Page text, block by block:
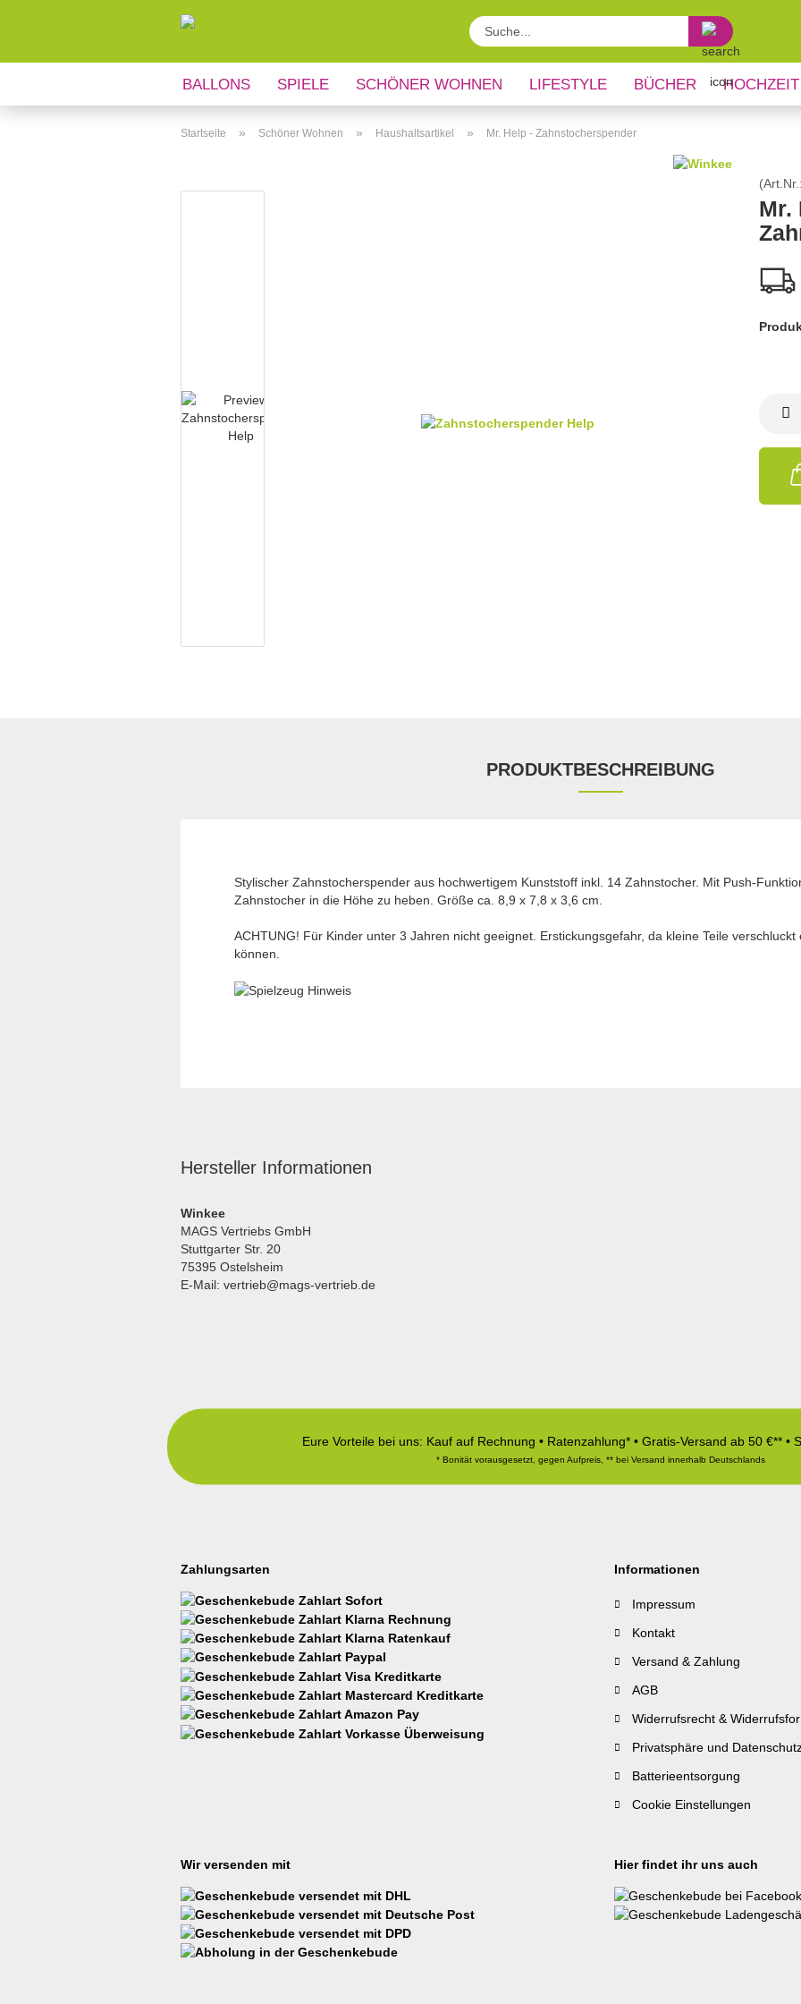
Suche...
BALLONS SPIELE SCHÖNER WOHNEN LIFESTYLE BÜCHER HOCHZEIT
ANLÄSSE REGIONALES
Startseite » Schöner Wohnen » Haushaltsartikel » Mr. Help - Zahnstocherspender
(Art.Nr.:
Mr.
PRODUKTBESCHREIBUNG
Stylischer Zahnstocherspender aus hochwertigem Kunststoff inkl. 14 Zahnstocher. Mit Push-
Zahnstocher in die Höhe zu heben. Größe ca. 8,9 x 7,8 x 3,6 cm.
ACHTUNG! Für Kinder unter 3 Jahren nicht geeignet. Erstickungsgefahr, da kleine Teile
können.
Hersteller Informationen
Winkee
MAGS Vertriebs GmbH
Stuttgarter Str. 20
75395 Ostelsheim
E-Mail: vertrieb@mags-vertrieb.de
Eure Vorteile bei uns: Kauf auf Rechnung • Ratenzahlung* • Gratis-Versand ab 50 €** •
* Bonität vorausgesetzt, gegen Aufpreis, ** bei Versand innerhalb Deutschlands
Zahlungsarten Informationen
Impressum
Kontakt
Versand & Zahlung
AGB
Widerrufsrecht &
Privatsphäre und
Batterieentsorgung
Cookie Einstellungen
Wir versenden mit Hier findet ihr uns auch